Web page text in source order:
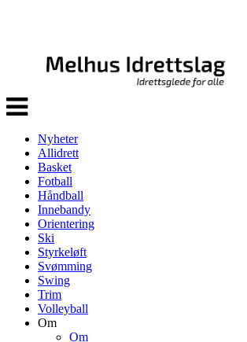
Veksle
navigasjon
Nyheter
Allidrett
Basket
Fotball
Håndball
Innebandy
Orientering
Ski
Styrkeløft
Svømming
Swing
Trim
Volleyball
Om
Om